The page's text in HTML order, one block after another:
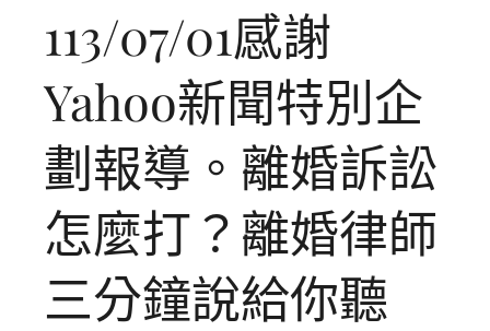
113/07/01感謝
Yahoo新聞特別企
劃報導。離婚訴訟
怎麼打？離婚律師
三分鐘說給你聽